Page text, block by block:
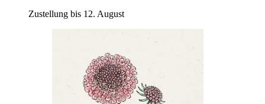
Zustellung bis 12. August